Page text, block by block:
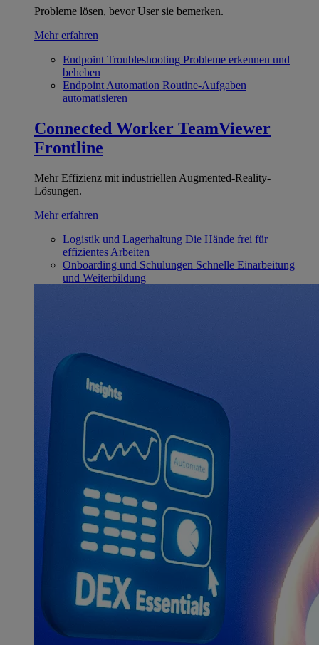
Probleme lösen, bevor User sie bemerken.
Mehr erfahren
Endpoint Troubleshooting Probleme erkennen und
beheben
Endpoint Automation Routine-Aufgaben
automatisieren
Connected Worker TeamViewer
Frontline
Mehr Effizienz mit industriellen Augmented-Reality-
Lösungen.
Mehr erfahren
Logistik und Lagerhaltung Die Hände frei für
effizientes Arbeiten
Onboarding und Schulungen Schnelle Einarbeitung
und Weiterbildung